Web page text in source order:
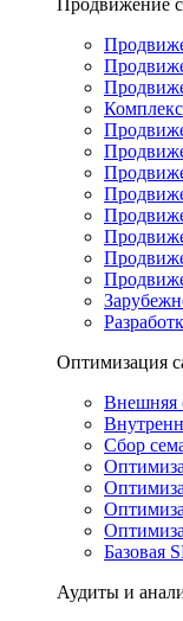
Продвижение
Оптимизация
Внешняя
Сбор
Базовая
Аудиты и